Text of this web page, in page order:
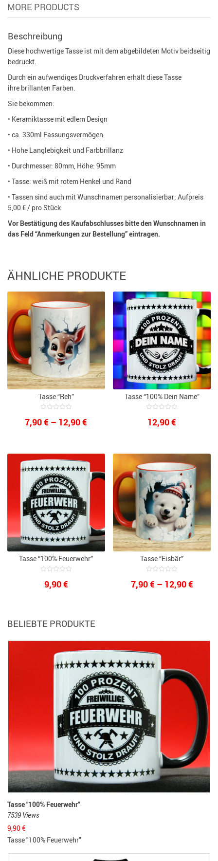
MORE PRODUCTS
Beschreibung
Diese hochwertige Tasse ist mit dem abgebildeten Motiv beidseitig
bedruckt.
Durch ein aufwendiges Druckverfahren erhält diese Tasse
ihre brillanten Farben.
Sie bekommen:
• Keramiktasse mit edlem Design
• ca. 330ml Fassungsvermögen
• Hohe Langlebigkeit und Farbbrillanz
• Durchmesser: 80mm, Höhe: 95mm
• Tasse: weiß mit rotem Henkel und Rand
• Tassen sind auch mit Wunschnamen personalisierbar; Aufpreis
5,00 € / pro Stück
Vor Bestätigung des Kaufabschlusses bitte den Wunschnamen in
das Feld “Anmerkungen zur Bestellung” eintragen.
ÄHNLICHE PRODUKTE
Tasse “Reh”
out
of
7,90€ – 12,90€
12,90 €
Tasse “100% Dein Name”
out
of
12,90€
Tasse “100% Feuerwehr”
out
9,90€
Tasse “Eisbär”
out
of
7,90€ – 12,90€
BELIEBTE PRODUKTE
Tasse "100% Feuerwehr"
7539 Views
9,90€
Tasse "100% Feuerwehr"